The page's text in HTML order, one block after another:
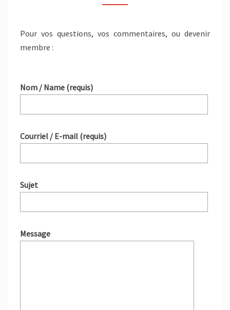
Pour vos questions, vos commentaires, ou devenir
membre :
Nom / Name (requis)
Courriel / E-mail (requis)
Sujet
Message